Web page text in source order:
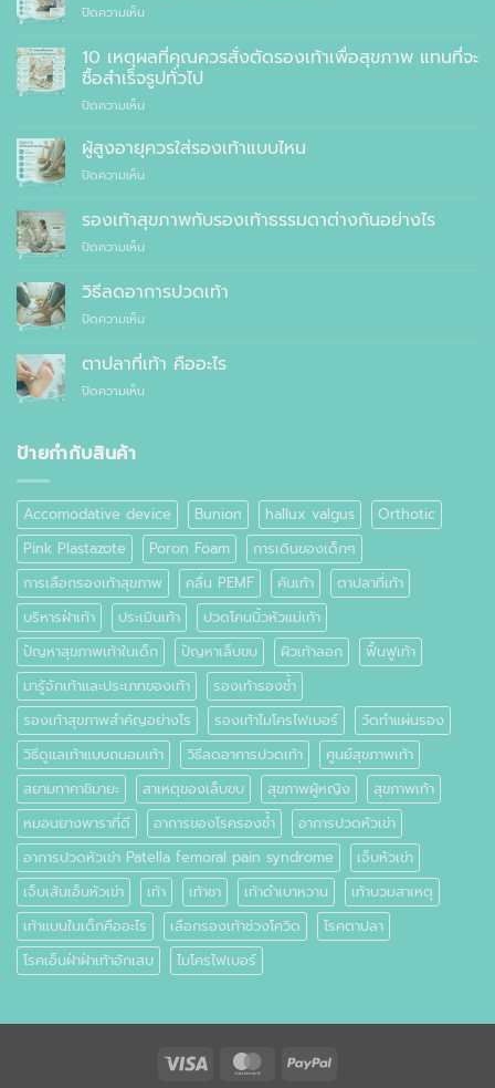
ปิดความเห็นบน
เพื่อ
สุขภาพ
ที่
แพทย์
10 เหตุผลที่คุณควรสั่งตัดรองเท้าเพื่อสุขภาพ แทนที่จะ
ซื้อสำเร็จรูปทั่วไป
ปิดความเห็นบน
เหตุผล
คุณ
สั่ง
ตัด
รองเท้า
สุขภาพ
สำเร็จรูป
ทั่วไป
ผู้สูงอายุควรใส่รองเท้าแบบไหน
ปิดความเห็นบน
สูง
อายุ
ควร
รองเท้า
ไหน
รองเท้าสุขภาพกับรองเท้าธรรมดาต่างกันอย่างไร
ปิดความเห็นบน
สุขภาพ
กับ
รองเท้า
ต่าง
อย่างไร
วิธีลดอาการปวดเท้า
ปิดความเห็นบน
ลด
อาการ
ปวด
ตาปลาที่เท้า คืออะไร
ปิดความเห็นบน
ป้ายกำกับสินค้า
Accomodative device Bunion hallux valgus
Orthotic
Pink Plastazote
Poron Foam
การเดินของเด็กๆ
การเลือกรองเท้าสุขภาพ
คลื่น PEMF คันเท้า
ตาปลาที่เท้า
บริหารฝ่าเท้า
ประเมินเท้า
ปวดโคนนิ้วหัวแม่เท้า
ปัญหาสุขภาพเท้าในเด็ก
ปัญหาเล็บขบ ผิวเท้าลอก
ฟื้นฟูเท้า
มารู้จักเท้าและประเภทของเท้า
รองเท้ารองช้ำ
รองเท้าสุขภาพสำคัญอย่างไร
รองเท้าไมโครไฟเบอร์
วัดทำแผ่นรอง
วิธีดูแลเท้าแบบถนอมเท้า
วิธีลดอาการปวดเท้า
ศูนย์สุขภาพเท้า
สยามทาคาชิมายะ
สาเหตุของเล็บขบ สุขภาพผู้หญิง
สุขภาพเท้า
หมอนยางพาราที่ดี
อาการของโรครองช้ำ
อาการปวดหัวเข่า
อาการปวดหัวเข่า Patella femoral pain syndrome
เจ็บหัวเข่า
เจ็บเส้นเอ็นหัวเข่า
เท้า เท้าชา เท้าดำเบาหวาน
เท้าบวมสาเหตุ
เท้าแบนในเด็กคืออะไร
เลือกรองเท้าช่วงโควิด
โรคตาปลา
โรคเอ็นฝ่าฝ่าเท้าอักเสบ
ไมโครไฟเบอร์
Visa MasterCardPayPal